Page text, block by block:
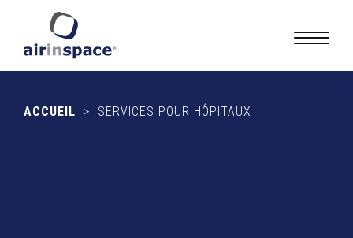
ACCUEIL > SERVICES POUR HÔPITAUX